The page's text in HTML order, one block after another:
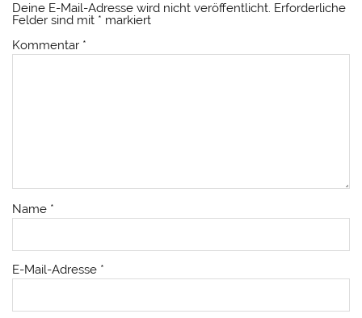
Deine E-Mail-Adresse wird nicht veröffentlicht. Erforderliche
Felder sind mit * markiert
Kommentar *
Name *
E-Mail-Adresse *